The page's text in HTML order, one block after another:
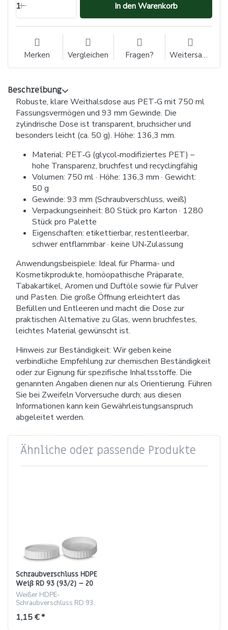
1 In den Warenkorb
Merken Vergleichen Fragen? Weitersagen
Beschreibung
Robuste, klare Weithalsdose aus PET‑G mit 750 ml
Fassungsvermögen und 93 mm Gewinde. Die
zylindrische Dose ist transparent, bruchsicher und
besonders leicht (ca. 50 g). Höhe: 136,3 mm.
Material: PET‑G (glycol‑modifiziertes PET) –
hohe Transparenz, bruchfest und recyclingfähig
Volumen: 750 ml · Höhe: 136,3 mm · Gewicht:
50 g
Gewinde: 93 mm (Schraubverschluss, weiß)
Verpackungseinheit: 80 Stück pro Karton · 1280
Stück pro Palette
Eigenschaften: etikettierbar, restentleerbar,
schwer entflammbar · keine UN‑Zulassung
Anwendungsbeispiele: Ideal für Pharma- und
Kosmetikprodukte, homöopathische Präparate,
Tabakartikel, Aromen und Duftöle sowie für Pulver
und Pasten. Die große Öffnung erleichtert das
Befüllen und Entleeren und macht die Dose zur
praktischen Alternative zu Glas, wenn bruchfestes,
leichtes Material gewünscht ist.
Hinweis zur Beständigkeit: Wir geben keine
verbindliche Empfehlung zur chemischen Beständigkeit
oder zur Eignung für spezifische Inhaltsstoffe. Die
genannten Angaben dienen nur als Orientierung. Führen
Sie bei Zweifeln Vorversuche durch; aus diesen
Informationen kann kein Gewährleistungsanspruch
abgeleitet werden.
Ähnliche oder passende Produkte
Schraubverschluss HDPE
Weiß RD 93 (93/2) – 20
mm, gerippte Ausführung
Weißer HDPE-
Schraubverschluss RD 93,
PETG/PE-Dosen.
1,15 € *